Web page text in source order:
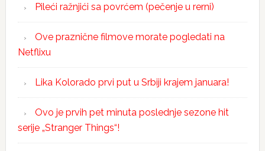
Pileći ražnjići sa povrćem (pečenje u rerni)
Ove praznične filmove morate pogledati na
Netflixu
Lika Kolorado prvi put u Srbiji krajem januara!
Ovo je prvih pet minuta poslednje sezone hit
serije „Stranger Things“!